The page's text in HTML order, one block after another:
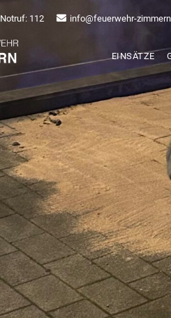
Notruf: 112 info@feuerwehr-
EINSÄTZE